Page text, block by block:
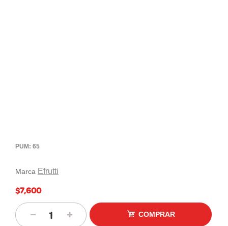
PUM: 65
Marca Efrutti
$7,600
COMPRAR